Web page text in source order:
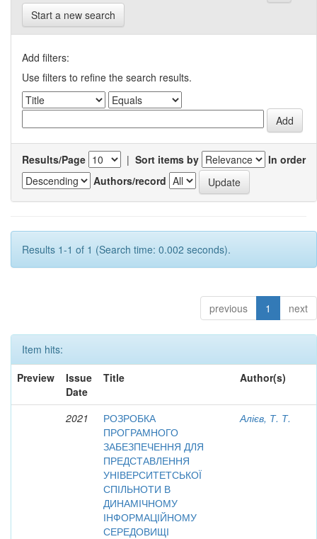
Start a new search
Add filters:
Use filters to refine the search results.
Results/Page | Sort items by
In order
Authors/record
Results 1-1 of 1 (Search time: 0.002 seconds).
previous 1 next
Item hits:
Preview
Issue
Date
Title Author(s)
2021
РОЗРОБКА
ПРОГРАМНОГО
ЗАБЕЗПЕЧЕННЯ ДЛЯ
ПРЕДСТАВЛЕННЯ
УНІВЕРСИТЕТСЬКОЇ
СПІЛЬНОТИ В
ДИНАМІЧНОМУ
ІНФОРМАЦІЙНОМУ
СЕРЕДОВИЩІ
Алієв, Т. Т.